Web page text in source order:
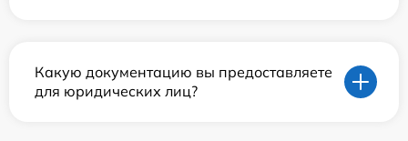
Какую документацию вы предоставляете
для юридических лиц?